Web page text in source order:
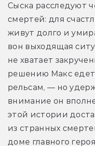
Сыска расследуют
смертей: для
живут долго и
вон выходящая
не хватает
решению Макс
рельсам, — но
внимание он
этой истории
из странных
доме главного